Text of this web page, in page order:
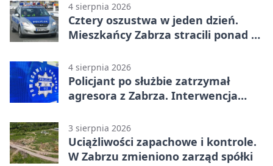
4 sierpnia 2026
Cztery oszustwa w jeden dzień.
Mieszkańcy Zabrza stracili ponad 6
4 sierpnia 2026
Policjant po służbie zatrzymał
agresora z Zabrza. Interwencja
3 sierpnia 2026
Uciążliwości zapachowe i kontrole.
W Zabrzu zmieniono zarząd spółki